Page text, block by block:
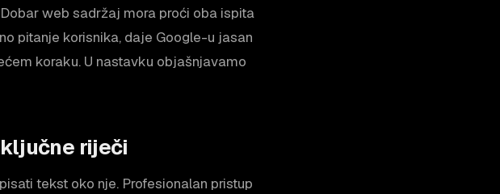
web sadržaj mora proći oba ispita
pitanje korisnika, daje Google-u jasan
koraku. U nastavku objašnjavamo
riječi
tekst oko nje. Profesionalan pristup